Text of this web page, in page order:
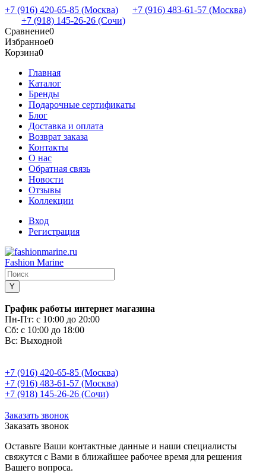
+7 (916) 420-65-85 (Москва)
+7 (916) 483-61-57 (Москва)
+7 (918) 145-26-26 (Сочи)
Сравнение0
Избранное0
Корзина0
Главная
Каталог
Бренды
Подарочные сертификаты
Блог
Доставка и оплата
Возврат заказа
Контакты
О нас
Обратная связь
Новости
Отзывы
Коллекции
Вход
Регистрация
Fashion Marine
График работы интернет магазина
Пн-Пт: с 10:00 до 20:00
Сб: с 10:00 до 18:00
Вс: Выходной
+7 (916) 420-65-85 (Москва)
+7 (916) 483-61-57 (Москва)
+7 (918) 145-26-26 (Сочи)
Заказать звонок
Заказать звонок
Оставьте Ваши контактные данные и наши специалисты
свяжутся с Вами в ближайшее рабочее время для решения
Вашего вопроса.